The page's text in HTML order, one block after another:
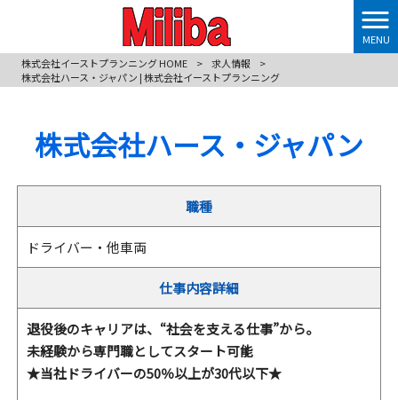
MENU
株式会社イーストプランニング HOME
> 求人情報
>
株式会社ハース・ジャパン | 株式会社イーストプランニング
株式会社ハース・ジャパン
職種
ドライバー・他車両
仕事内容詳細
退役後のキャリアは、“社会を支える仕事”から。
未経験から専門職としてスタート可能
★当社ドライバーの50％以上が30代以下★